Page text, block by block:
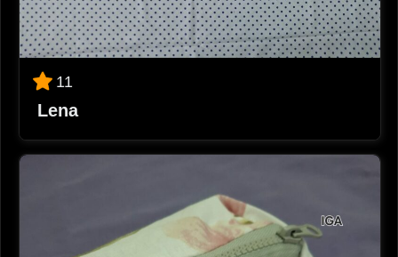
11
Lena